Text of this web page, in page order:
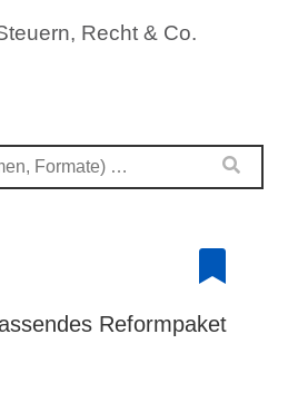
Recht & Co.
Reformpaket